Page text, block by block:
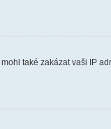
také zakázat vaši IP